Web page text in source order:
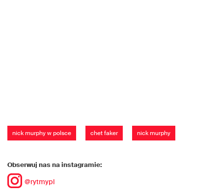
nick murphy w polsce chet faker nick murphy
Obserwuj nas na instagramie:
@rytmypl